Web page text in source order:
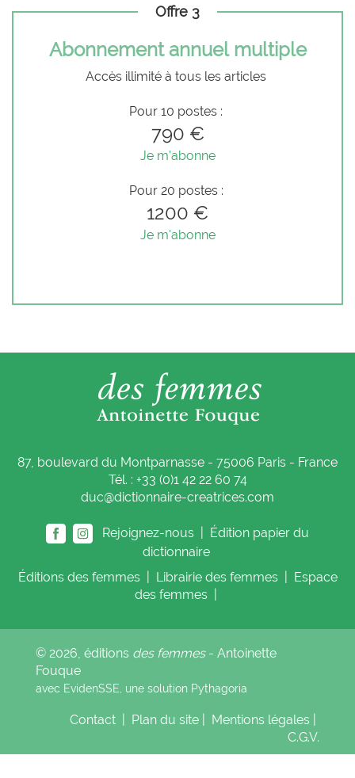
Offre 3
Abonnement annuel multiple
Accès illimité à tous les articles
Pour 10 postes :
790 €
Je m'abonne
Pour 20 postes :
1200 €
Je m'abonne
87, boulevard du Montparnasse - 75006 Paris - France
Tél. : +33 (0)1 42 22 60 74
duc@dictionnaire-creatrices.com
Rejoignez-nous |
Édition papier du
dictionnaire
Éditions des femmes Librairie des femmes
Espace
des femmes
© 2026, éditions des femmes- Antoinette
Fouque
avec EvidenSSE, une solution Pythagoria
Contact Plan du site Mentions légales
C.G.V.